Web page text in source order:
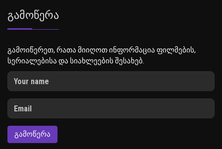
Გამოწერა
გამოიწერეთ, რათა მიიღოთ ინფორმაცია ფილმების,
სერიალებისა და სიახლეების შესახებ.
ᲒᲐᲛᲝᲬᲔᲠᲐ